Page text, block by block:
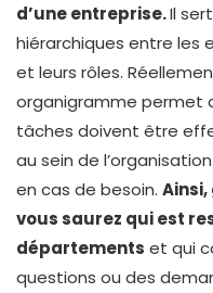
d’une entreprise.Il
hiérarchiques entre les
et leurs rôles.
organigramme permet
tâches doivent être
au sein de
en cas de besoin.
vous saurez qui est
départements et qui
questions ou des